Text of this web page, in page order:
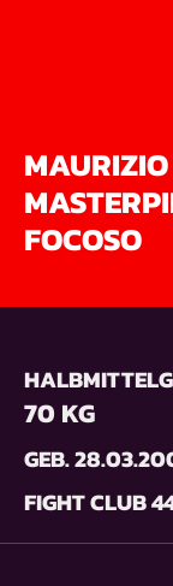
FOCOSO
70 KG
GEB.
FIGHT CLUB